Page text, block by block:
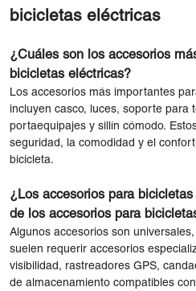
bicicletas eléctricas
¿Cuáles son los accesorios
bicicletas eléctricas?
Los accesorios más importantes
incluyen casco, luces, soporte para
portaequipajes y sillín cómodo.
seguridad, la comodidad y el
bicicleta.
¿Los accesorios para
de los accesorios para
Algunos accesorios son
suelen requerir accesorios
visibilidad, rastreadores GPS,
de almacenamiento compatibles